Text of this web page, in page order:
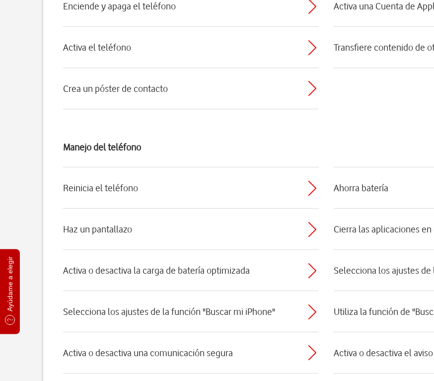
Ayúdame a elegir
Enciende y apaga el teléfono Activa una Cuenta de
Activa el teléfono Transfiere contenido de
Crea un póster de contacto
Manejo del teléfono
Reinicia el teléfono Ahorra batería
Haz un pantallazo Cierra las aplicaciones
Activa o desactiva la carga de batería optimizada Selecciona los ajustes
Selecciona los ajustes de la función "Buscar mi iPhone" Utiliza la función de
Activa o desactiva una comunicación segura Activa o desactiva el